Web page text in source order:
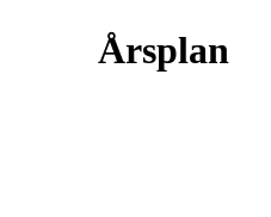
Årsplan